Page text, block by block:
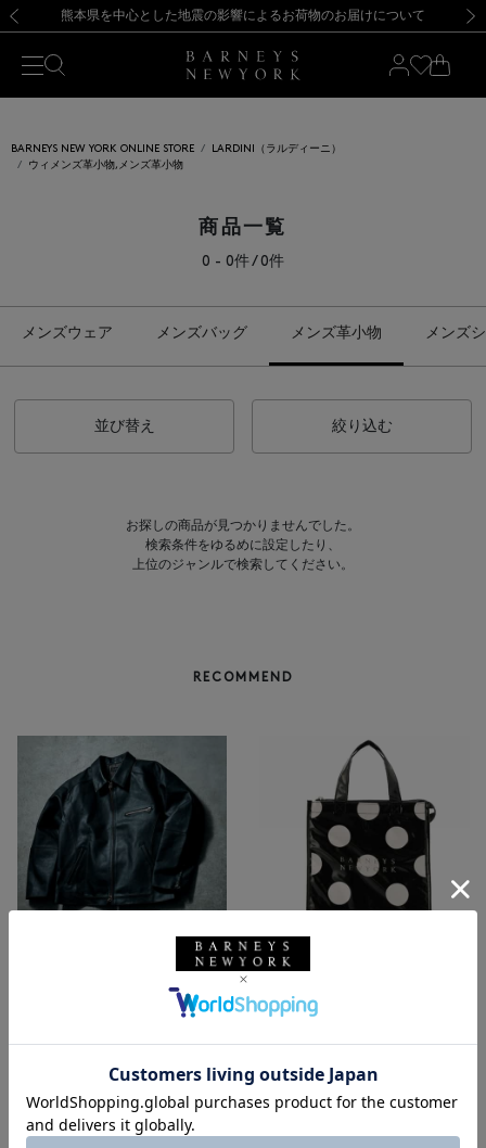
新規登録のお客様も対象！＜MY BARNEYS＞会員のお客様は11,000円（税込）以上のお買上げで常時送料無料！お買い物の際は会員登録を！
【夏季休業に伴う返品・交換承り一時停止のお知らせ】（2026.8.5）
熊本県を中心とした地震の影響によるお荷物のお届けについて
【開催中】SUMMER SALEのご案内・ご注意事項 新規登録のお客様も対象！＜MY BARNEYS＞会員のお客様は11,000円（税込）以上のお買上げで常時送料無料！お買い物の際は会員登録を！
【夏季休業に伴う返品・交換承り一時停止のお知らせ】（2026.8.5）
BARNEYS NEW YORK ONLINE STORE
LARDINI（ラルディーニ）
ウィメンズ革小物,メンズ革小物
商品一覧
0 - 0件 / 0件
メンズウェア メンズバッグ メンズ革小物 メンズ
並び替え 絞り込む
お探しの商品が見つかりませんでした。
検索条件をゆるめに設定したり、
上位のジャンルで検索してください。
RECOMMEND
BARNEYS NEW YORK by ANC
NEW
BARNEYS NEW YORK
ロゴ入りPVC保冷トートバッ
¥6,600